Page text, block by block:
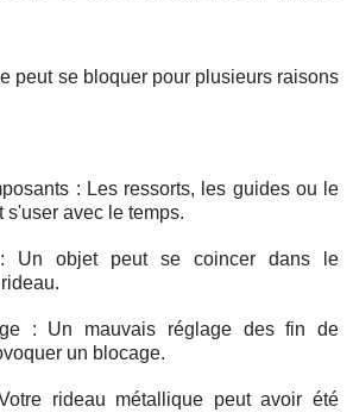
peut se bloquer pour plusieurs raisons
: Les ressorts, les guides ou le
s'user avec le temps.
Un objet peut se coincer dans le
: Un mauvais réglage des fin de
un blocage.
rideau métallique peut avoir été